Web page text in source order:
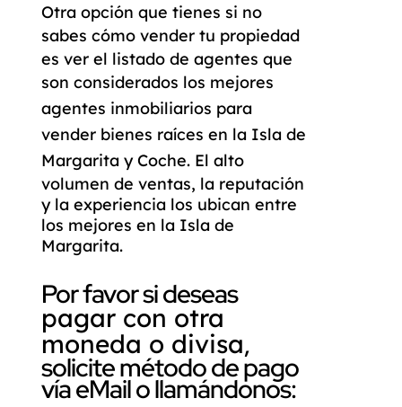
Otra opción que tienes si no
sabes cómo vender tu propiedad
es ver el listado de agentes que
son considerados los mejores
agentes inmobiliarios para
vender bienes raíces en la Isla de
Margarita y Coche. El alto
volumen de ventas, la reputación
y la experiencia los ubican entre
los mejores en la Isla de
Margarita.
Por favor si deseas
pagar con otra
moneda o divisa,
solicite método de pago
vía eMail o llamándonos: